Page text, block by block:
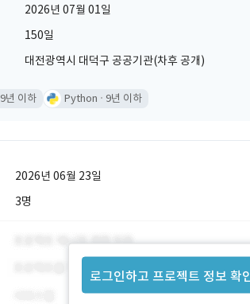
2026년 07월 01일
150일
대전광역시 대덕구 공공기관(차후 공개)
9년 이하 Python 9년 이하
2026년 06월 23일
3명
로그인하고 프로젝트 정보 확